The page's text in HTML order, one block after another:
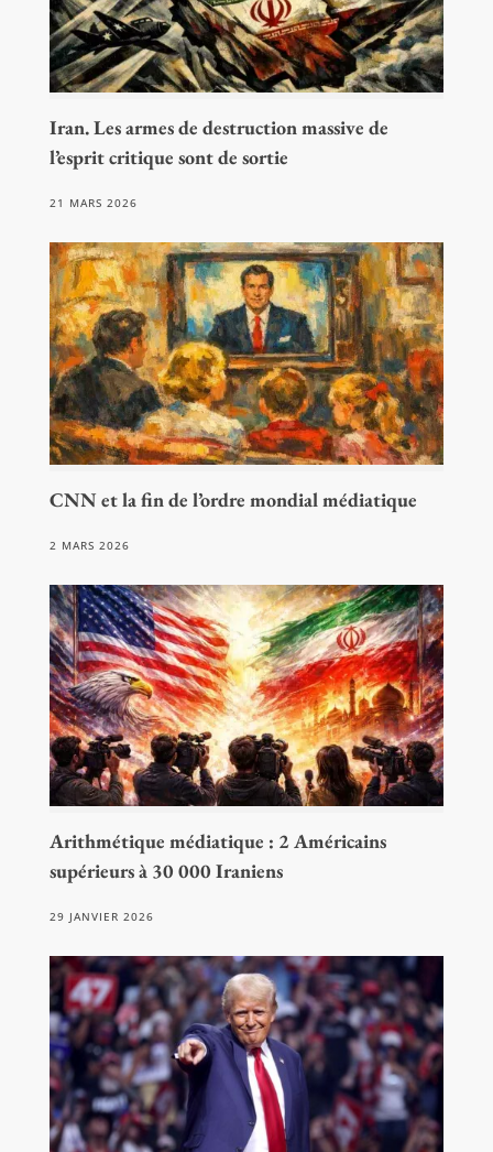
Iran. Les armes de destruction massive de
l’esprit critique sont de sortie
21 MARS 2026
CNN et la fin de l’ordre mondial médiatique
2 MARS 2026
Arithmétique médiatique : 2 Américains
supérieurs à 30 000 Iraniens
29 JANVIER 2026